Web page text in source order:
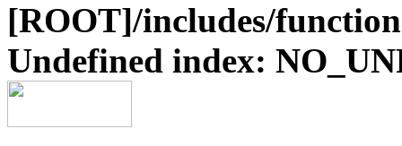
[ROOT]/includes/
Undefined index: